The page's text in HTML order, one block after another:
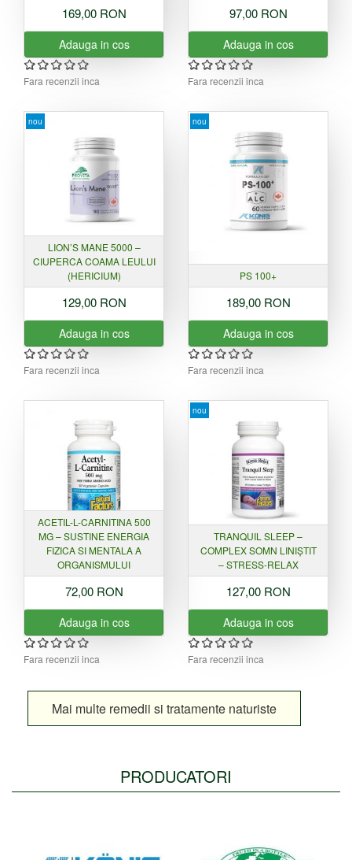
169,00 RON
Adauga in cos
Fara recenzii inca
97,00 RON
Adauga in cos
Fara recenzii inca
nou
LION’S MANE 5000 –
CIUPERCA COAMA LEULUI
(HERICIUM)
129,00 RON
Adauga in cos
Fara recenzii inca
nou
PS 100+
189,00 RON
Adauga in cos
Fara recenzii inca
ACETIL-L-CARNITINA 500
MG – SUSTINE ENERGIA
FIZICA SI MENTALA A
ORGANISMULUI
72,00 RON
Adauga in cos
Fara recenzii inca
nou
TRANQUIL SLEEP –
COMPLEX SOMN LINIȘTIT
– STRESS-RELAX
127,00 RON
Adauga in cos
Fara recenzii inca
Mai multe remedii si tratamente naturiste
PRODUCATORI